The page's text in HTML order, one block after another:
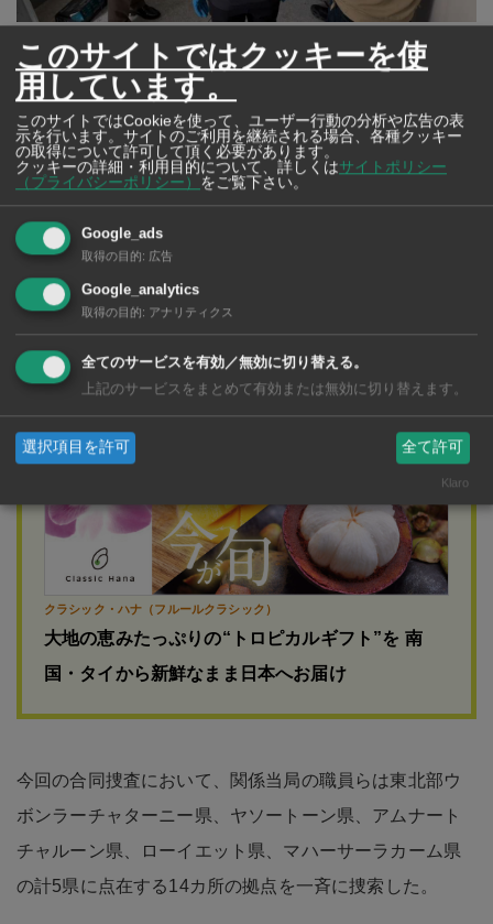
©地方配電公社（PEA）
6月19日、タイ地方行政局および地方配電公社（PEA）ら
は、配電公社本部で記者会見を開き、タイ東北部を中心
に仮想通貨（ビットコイン）のマイニングを行うために
盗電をしていた拠点に対する調査と摘発の成果を発表し
た。
広告
クラシック・ハナ（フルールクラシック）
大地の恵みたっぷりの“トロピカルギフト”を 南
国・タイから新鮮なまま日本へお届け
今回の合同捜査において、関係当局の職員らは東北部ウ
ボンラーチャターニー県、ヤソートーン県、アムナート
チャルーン県、ローイエット県、マハーサーラカーム県
の計5県に点在する14カ所の拠点を一斉に捜索した。
このサイトではクッキーを使
用しています。
このサイトではCookieを使って、ユーザー行動の分析や広告の表
示を行います。サイトのご利用を継続される場合、各種クッキー
の取得について許可して頂く必要があります。
クッキーの詳細・利用目的について、詳しくはサイトポリシー
（プライバシーポリシー）
をご覧下さい。
Google_ads
取得の目的: 広告
Google_analytics
取得の目的: アナリティクス
全てのサービスを有効／無効に切り替える。
上記のサービスをまとめて有効または無効に切り替えます。
選択項目を許可 全て許可
Klaro